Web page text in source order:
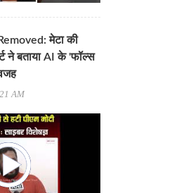
मेटा की
ने बताया AI के 'फॉल्स
AM